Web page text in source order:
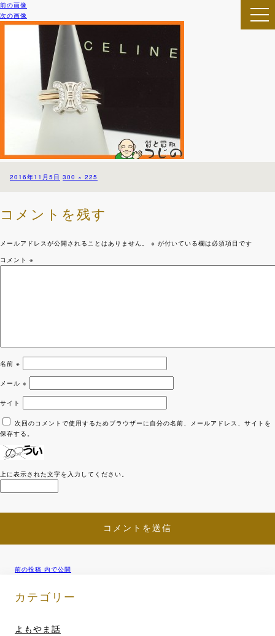
前の画像
次の画像
投
2016年11月5日 フ
イ
ズ
300 × 225
コメントを残す
メールアドレスが公開されることはありません。 ※ が付いている欄は必須項目です
コメント ※
名前 ※
メール ※
サイト
次回のコメントで使用するためブラウザーに自分の名前、メールアドレス、サイトを
保存する。
上に表示された文字を入力してください。
投
稿
前の投稿 内で公開
カテゴリー
よもやま話